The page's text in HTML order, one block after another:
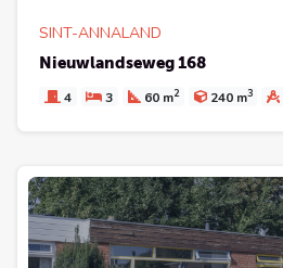
SINT-ANNALAND
Nieuwlandseweg 168
4 3 60 m2 240 m3